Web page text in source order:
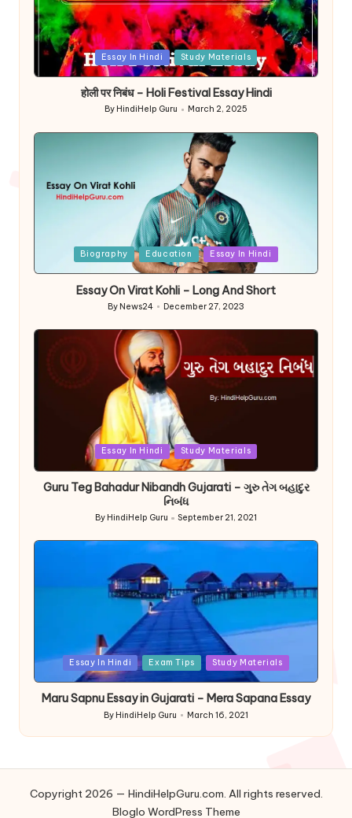
Posted
Essay In Hindi Study Materials
होली पर निबंध – Holi Festival Essay Hindi
Posted
By HindiHelp Guru March 2, 2025
Biography Education Essay In Hindi
Essay On Virat Kohli – Long And Short
Posted
by
By News24 December 27, 2023
Essay In Hindi Study Materials
Guru Teg Bahadur Nibandh Gujarati – ગુરુ તેગ બહાદુર
નિબંધ
Posted
by
By HindiHelp Guru September 21, 2021
PostedEssay In Hindi Exam Tips Study Materials
Maru Sapnu Essay in Gujarati – Mera Sapana Essay
Posted
by
By HindiHelp Guru March 16, 2021
Copyright 2026 — HindiHelpGuru.com. All rights reserved.
Bloglo WordPress Theme